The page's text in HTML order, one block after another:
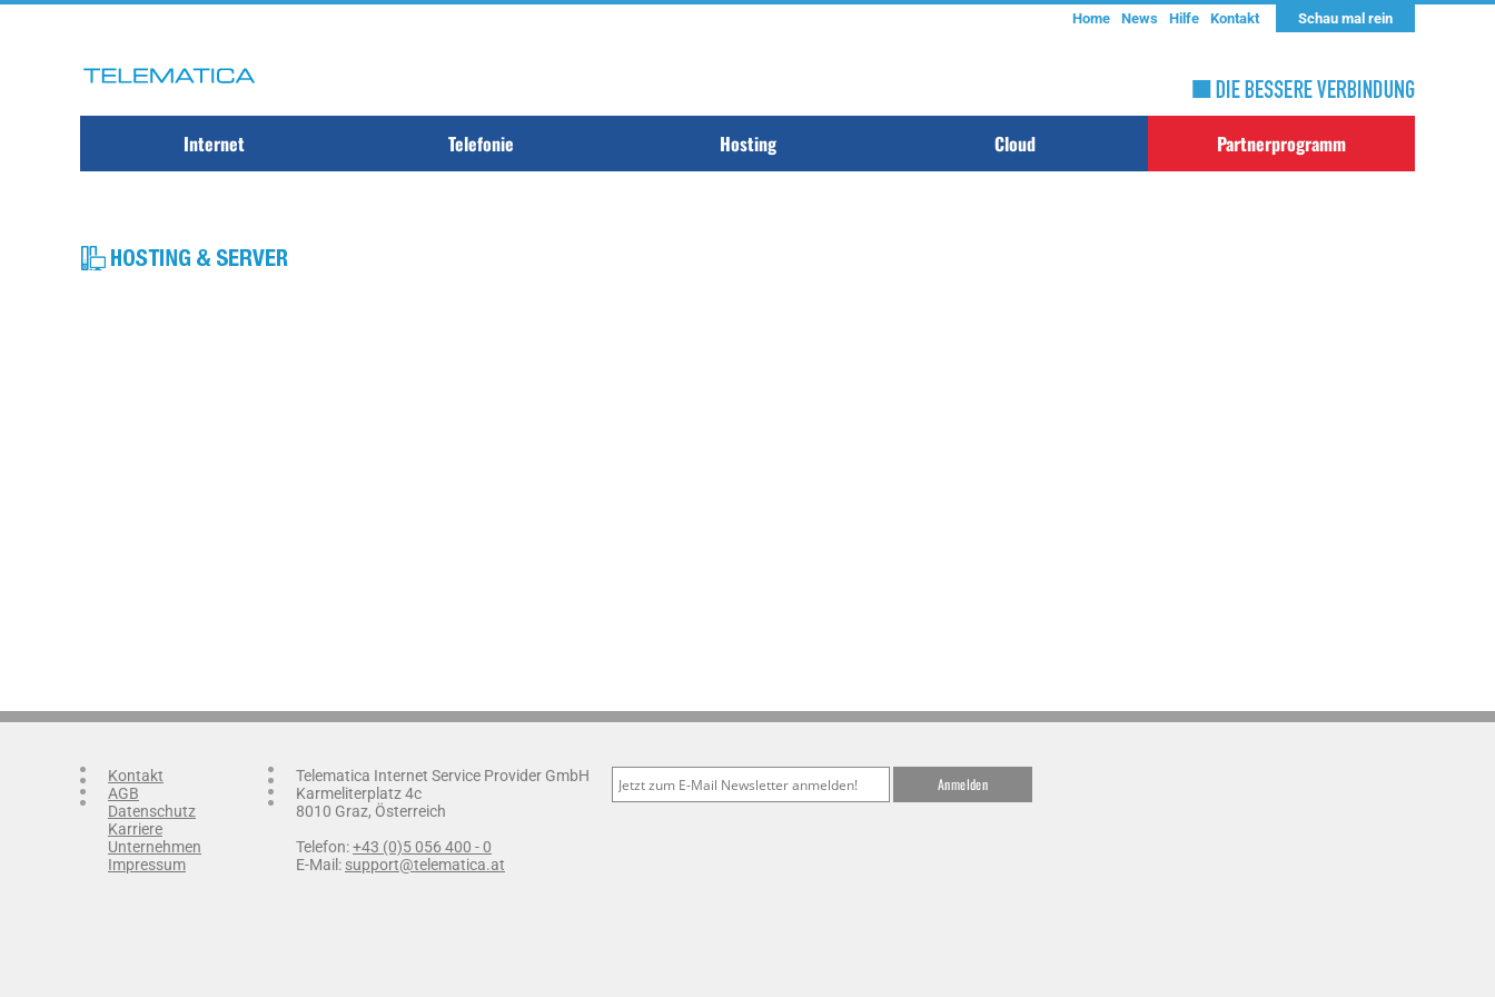
Schau mal rein
Home News Hilfe Kontakt
Internet Telefonie Hosting Cloud Partnerprogramm
Kontakt
AGB
Datenschutz
Karriere
Unternehmen
Impressum
Telematica Internet Service Provider GmbH
Karmeliterplatz 4c
8010 Graz, Österreich
Telefon:+43 (0)5 056 400 - 0
E-Mail: support@telematica.at